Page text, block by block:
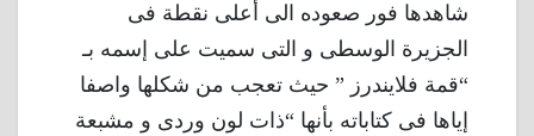
شاهدها فور صعوده الى أعلى نقطة فى
الجزيرة الوسطى و التى سميت على إسمه بـ
“قمة فلايندرز ” حيث تعجب من شكلها واصفا
إياها فى كتاباته بأنها “ذات لون وردى و مشبعة